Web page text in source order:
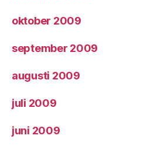
oktober 2009
september 2009
augusti 2009
juli 2009
juni 2009